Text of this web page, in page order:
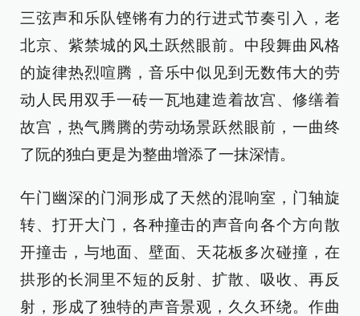
三弦声和乐队铿锵有力的行进式节奏引入，老
北京、紫禁城的风土跃然眼前。中段舞曲风格
的旋律热烈喧腾，音乐中似见到无数伟大的劳
动人民用双手一砖一瓦地建造着故宫、修缮着
故宫，热气腾腾的劳动场景跃然眼前，一曲终
了阮的独白更是为整曲增添了一抹深情。
午门幽深的门洞形成了天然的混响室，门轴旋
转、打开大门，各种撞击的声音向各个方向散
开撞击，与地面、壁面、天花板多次碰撞，在
拱形的长洞里不短的反射、扩散、吸收、再反
射，形成了独特的声音景观，久久环绕。作曲